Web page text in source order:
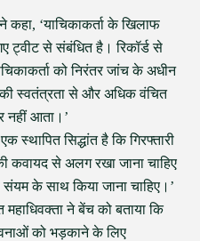
‘याचिकाकर्ता के खिलाफ
ट्वीट से संबंधित है। रिकॉर्ड से
को निरंतर जांच के अधीन
स्वतंत्रता से और अधिक वंचित
नहीं आता।’
सिद्धांत है कि गिरफ्तारी
कवायद से अलग रखा जाना चाहिए
के साथ किया जाना चाहिए।’
ने बेंच को बताया कि
को भड़काने के लिए